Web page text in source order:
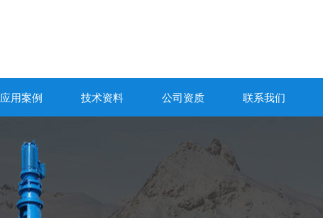
应用案例 技术资料 公司资质 联系我们